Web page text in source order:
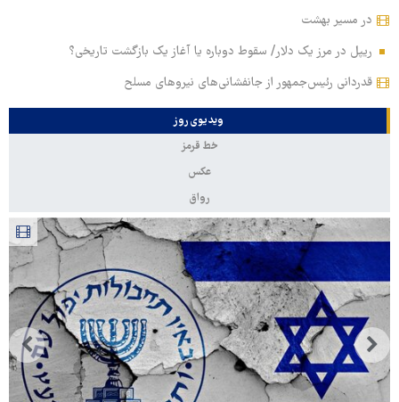
در مسیر بهشت
ریپل در مرز یک دلار/ سقوط دوباره یا آغاز یک بازگشت تاریخی؟
قدردانی رئیس‌جمهور از جانفشانی‌های نیروهای مسلح
ویدیوی روز
خط قرمز
عکس
رواق